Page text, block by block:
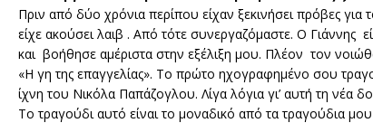
Πριν από δύο χρόνια περίπου είχαν ξεκινήσει πρόβες
είχε ακούσει λαιβ . Από τότε συνεργαζόμαστε. Ο Γιάννης
και βοήθησε αμέριστα στην εξέλιξη μου. Πλέον τον
«Η γη της επαγγελίας». Το πρώτο ηχογραφημένο σου
ίχνη του Νικόλα Παπάζογλου. Λίγα λόγια γι’ αυτή τη νέα
Το τραγούδι αυτό είναι το μοναδικό από τα τραγούδια